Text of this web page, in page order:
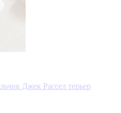
Джек Рассел терьер